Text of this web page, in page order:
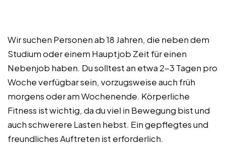
Wir suchen Personen ab 18 Jahren, die neben dem
Studium oder einem Hauptjob Zeit für einen
Nebenjob haben. Du solltest an etwa 2-3 Tagen pro
Woche verfügbar sein, vorzugsweise auch früh
morgens oder am Wochenende. Körperliche
Fitness ist wichtig, da du viel in Bewegung bist und
auch schwerere Lasten hebst. Ein gepflegtes und
freundliches Auftreten ist erforderlich.